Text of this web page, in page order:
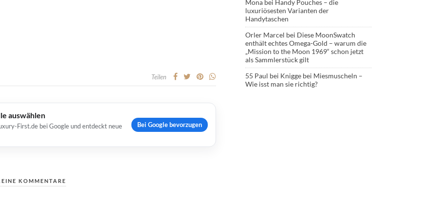
Teilen
auswählen
First.de bei Google und entdeckt neue Bei Google bevorzugen
KOMMENTARE
Mona bei Handy Pouches – die
luxuriösesten Varianten der
Handytaschen
Orler Marcel bei Diese MoonSwatch
enthält echtes Omega-Gold – warum die
„Mission to the Moon 1969“ schon jetzt
als Sammlerstück gilt
55 Paul bei Knigge bei Miesmuscheln –
Wie isst man sie richtig?